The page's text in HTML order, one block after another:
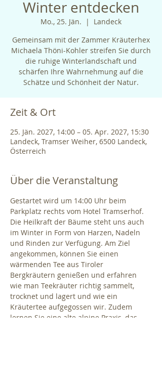
Winter entdecken
Mo., 25. Jän.
  |
Landeck
Gemeinsam mit der Zammer Kräuterhex
Michaela Thöni-Kohler streifen Sie durch
die ruhige Winterlandschaft und
schärfen Ihre Wahrnehmung auf die
Schätze und Schönheit der Natur.
Zeit & Ort
25. Jän. 2027, 14:00 – 05. Apr. 2027, 15:30
Landeck, Tramser Weiher, 6500 Landeck,
Österreich
Über die Veranstaltung
Gestartet wird um 14:00 Uhr beim
Parkplatz rechts vom Hotel Tramserhof.
Die Heilkraft der Bäume steht uns auch
im Winter in Form von Harzen, Nadeln
und Rinden zur Verfügung. Am Ziel
angekommen, können Sie einen
wärmenden Tee aus Tiroler
Bergkräutern genießen und erfahren
wie man Teekräuter richtig sammelt,
trocknet und lagert und wie ein
Kräutertee aufgegossen wir. Zudem
lernen Sie eine alte alpine Praxis, das